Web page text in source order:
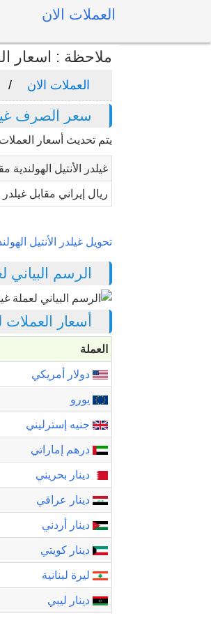
العملات الان
ملاحظة : اسعار
العملات الان
سعر الصرف
يتم تحديث أسعار العملات
غيلدر الأنتيل الهولندية
ريال إيراني مقابل غيلدر
تحويل غيلدر الأنتيل
الرسم البياني
أسعار العملات
العملة
دولار أمريكي
يورو
جنيه إسترليني
درهم إماراتي
دينار بحريني
دينار عراقي
دينار أردني
دينار كويتي
ليرة لبنانية
دينار ليبي